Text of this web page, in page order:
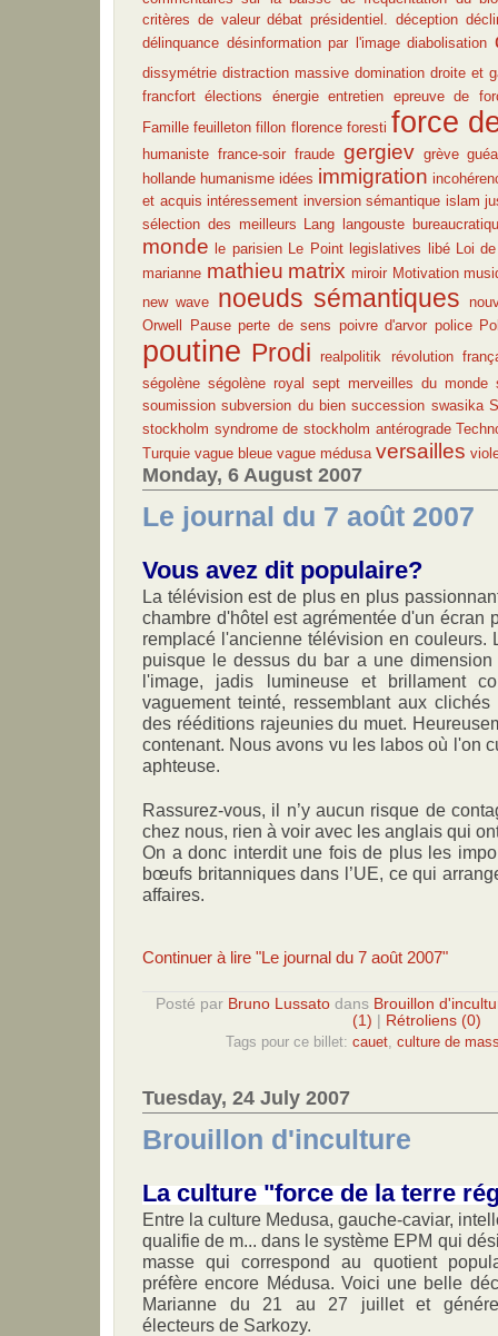
critères de valeur débat présidentiel. déception
délinquance désinformation par l'image diabolisation
dissymétrie distraction massive domination droite et
francfort élections énergie entretien epreuve de
Famille feuilleton fillon florence foresti force
humaniste france-soir fraude gergiev grève
hollande humanisme idées immigration
et acquis intéressement inversion sémantique islam
sélection des meilleurs
Lang langouste
monde le parisien Le Point legislatives libé
Loi
marianne mathieu matrix miroir Motivation
new wave noeuds sémantiques
Orwell
Pause perte de sens poivre d'arvor police
poutine Prodi realpolitik
révolution
ségolène ségolène royal sept merveilles du monde
soumission subversion du bien succession swasika
stockholm syndrome de stockholm antérograde
Turquie vague bleue vague médusa versailles
Monday, 6 August 2007
Le journal du 7 août 2007
Vous avez dit populaire?
La télévision est de plus en plus
chambre d'hôtel est agrémentée d'un écran
remplacé l'ancienne télévision en couleurs.
puisque le dessus du bar a une
l'image, jadis lumineuse et brillament
vaguement teinté, ressemblant aux
des rééditions rajeunies du muet.
contenant. Nous avons vu les labos où l'on
aphteuse.
Rassurez-vous, il n’y aucun risque de
chez nous, rien à voir avec les anglais qui
On a donc interdit une fois de plus les
bœufs britanniques dans l’UE, ce qui
affaires.
Continuer à lire "Le journal du 7 août 2007"
Posté par Bruno Lussatodans Brouillon
(1)
Rétroliens (0)
Tags pour ce billet: cauet culture de
Tuesday, 24 July 2007
Brouillon d'inculture
La culture "force de la terre
Entre la culture Medusa, gauche-caviar,
qualifie de m... dans le système EPM qui
masse qui correspond au quotient
préfère encore Médusa. Voici une belle
Marianne du 21 au 27 juillet et
électeurs de Sarkozy.